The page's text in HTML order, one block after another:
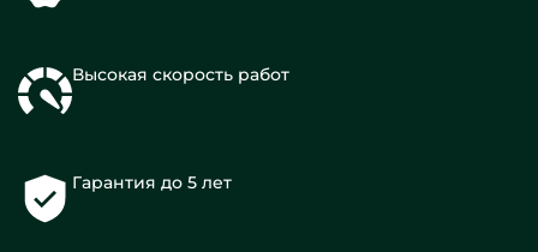
Высокая скорость работ
Гарантия до 5 лет